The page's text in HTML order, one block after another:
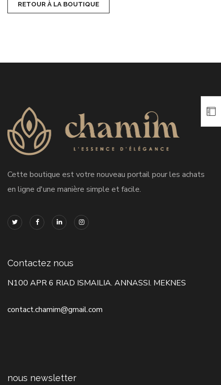
RETOUR À LA BOUTIQUE
Cette boutique est votre nouveau portail pour les achats
en ligne d'une manière simple et facile.
Contactez nous
N100 APR 6 RIAD ISMAILIA. ANNASSI. MEKNES
contact.chamim@gmail.com
nous newsletter